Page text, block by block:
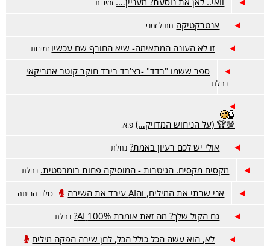
זמירות
אנטרקטיקה חתול זמני
זו לא העונה המתאימה- שיא החורף שם עכשיו זמירות
ספר ששמו "בדד" -רצ'רד בירד חוקר קוטב אמריקאי
נחלת
💯🏆 (על הניחוש המדויק…) פ.א.
אולי יש לכם רעיון באמת? נחלת
מקסים מקסים. הגיטרות - המוסיקה פחות בומבסטית. נחלת
אני שרתי את המילים, והAI עיבד את השירה כולנו הביתה
גם הקול שלך? מה זאת אומרת 100% AI? נחלת
לא, הוא עשה הכל כולל הכל, לחן שירה הפקה מילים